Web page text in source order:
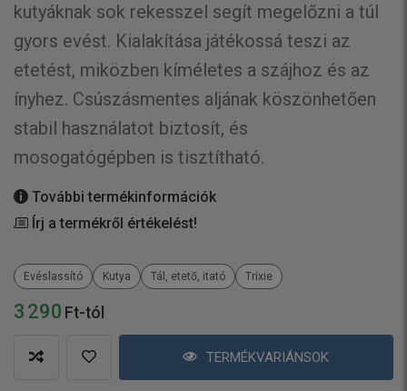
3 290 Ft-tól
TERMÉKVARIÁNSOK
kutyáknak sok rekesszel segít megelőzni a túl
gyors evést. Kialakítása játékossá teszi az
etetést, miközben kíméletes a szájhoz és az
ínyhez. Csúszásmentes aljának köszönhetően
stabil használatot biztosít, és
mosogatógépben is tisztítható.
További termékinformációk
Írj a termékről értékelést!
Evéslassító Kutya Tál, etető, itató Trixie